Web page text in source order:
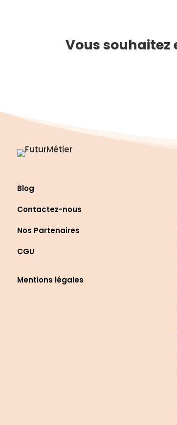
Vous souhaitez
Blog
Contactez-nous
Nos Partenaires
CGU
Mentions légales